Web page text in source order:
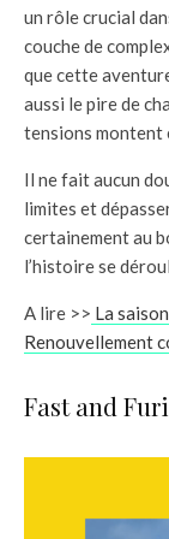
un rôle crucial
couche de
que cette
aussi le pire de
tensions montent
Il ne fait aucun
limites et
certainement au
l’histoire se
A lire >> La
Renouvellement
Fast and